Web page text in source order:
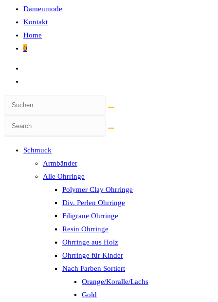
Damenmode
Kontakt
Home
0
Diese
durchsuchen
Search
Schmuck
Armbänder
Alle Ohrringe
Polymer Clay Ohrringe
Div. Perlen Ohrringe
Filigrane Ohrringe
Resin Ohrringe
Ohrringe aus Holz
Ohrringe für Kinder
Nach Farben Sortiert
Orange/Koralle/Lachs
Gold